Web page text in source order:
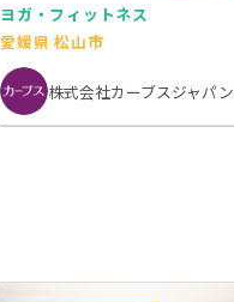
ヨガ・フィットネス
愛媛県 松山市
株式会社カーブスジャパン